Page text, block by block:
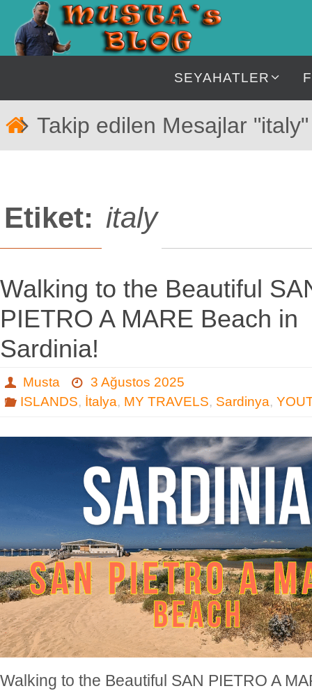
İçeriğe
geç
SEYAHATLER
Takip edilen Mesajlar "italy"
Etiket: italy
Walking to the Beautiful
PIETRO A MARE Beach in
Sardinia!
Musta
3 Ağustos 2025
ISLANDS, İtalya, MY TRAVELS, Sardinya,
Walking to the Beautiful SAN PIETRO A